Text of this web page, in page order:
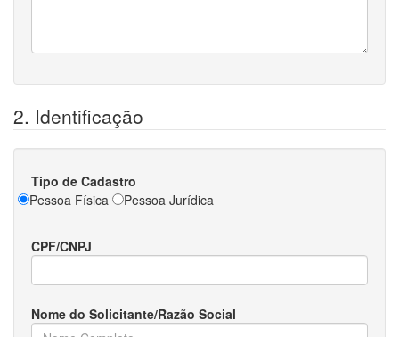
2. Identificação
Tipo de Cadastro
Pessoa Física
Pessoa Jurídica
CPF/CNPJ
Nome do Solicitante/Razão Social